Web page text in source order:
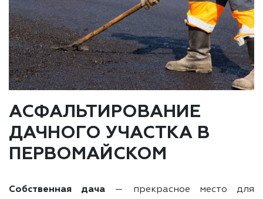
АСФАЛЬТИРОВАНИЕ
ДАЧНОГО УЧАСТКА В
ПЕРВОМАЙСКОМ
Собственная дача — прекрасное место для